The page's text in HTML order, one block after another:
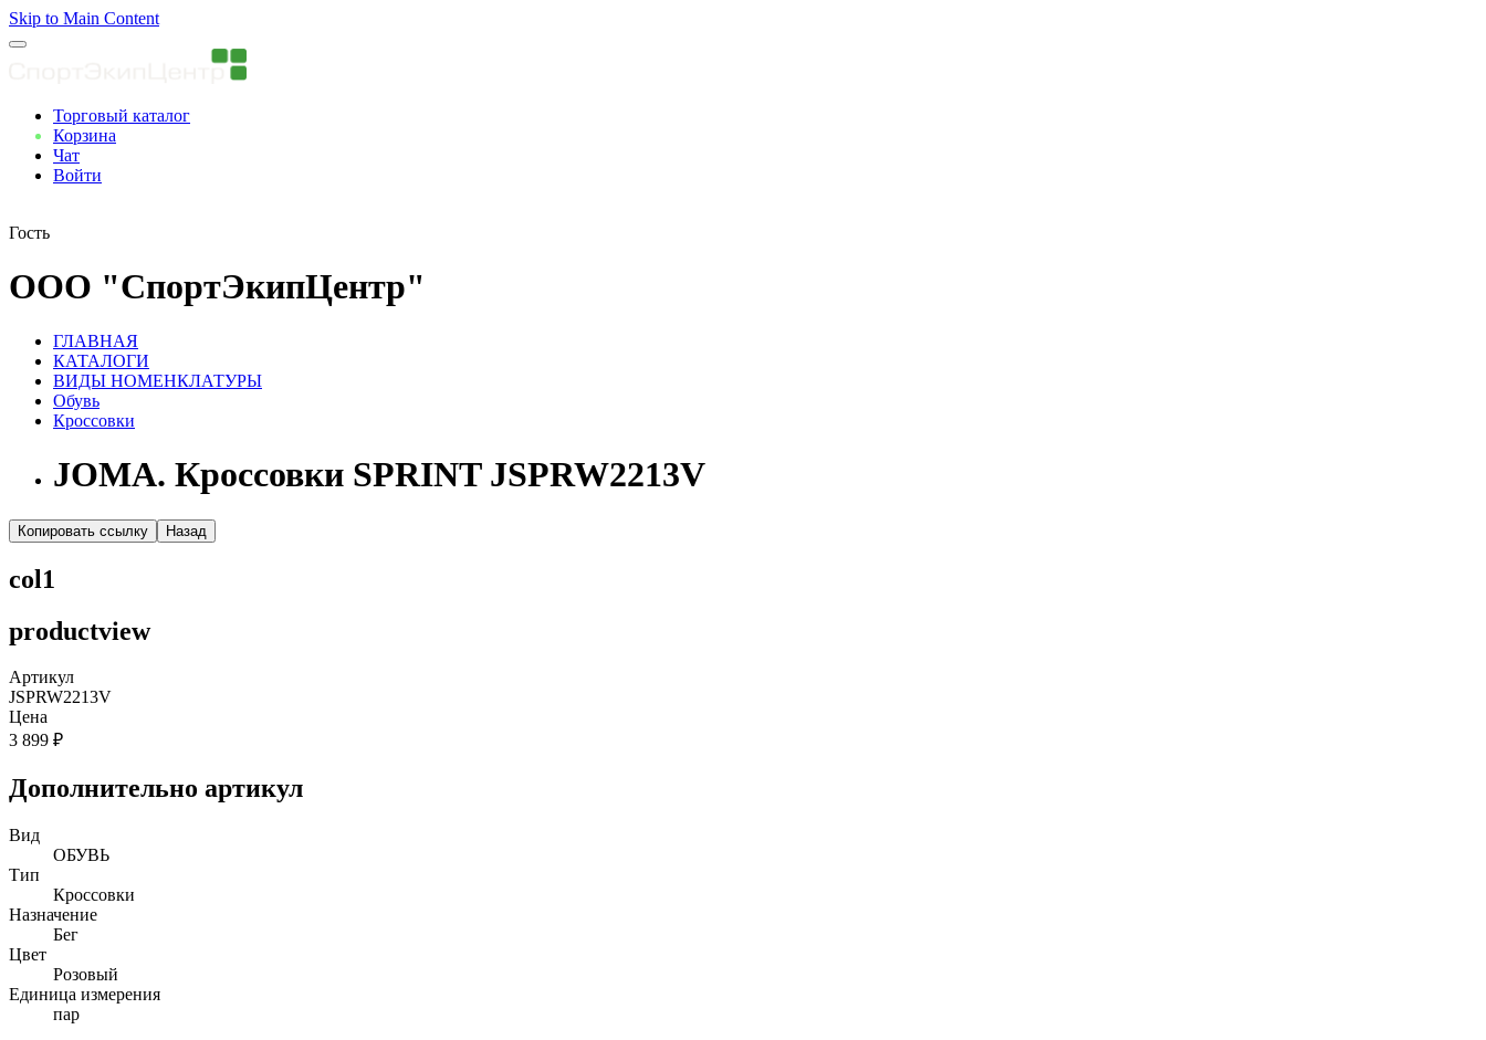
Skip to Main Content
Торговый каталог
Корзина
Чат
Войти
Гость
ООО "СпортЭкипЦентр"
ГЛАВНАЯ
КАТАЛОГИ
ВИДЫ НОМЕНКЛАТУРЫ
Обувь
Кроссовки
JOMA. Кроссовки SPRINT JSPRW2213V
Копировать ссылку Назад
col1
productview
Артикул
JSPRW2213V
Цена
3 899 ₽
Дополнительно артикул
Вид
ОБУВЬ
Тип
Кроссовки
Назначение
Бег
Цвет
Розовый
Единица измерения
пар